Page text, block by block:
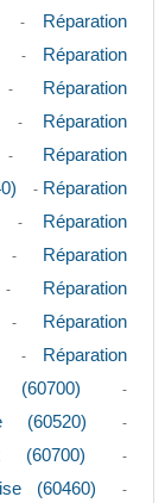
-
Réparation
-
Réparation
Réparation
-
Réparation
Réparation
- Réparation
-
Réparation
Réparation
Réparation
Réparation
-
Réparation
(60700)
-
(60520) -
(60700) -
(60460) -